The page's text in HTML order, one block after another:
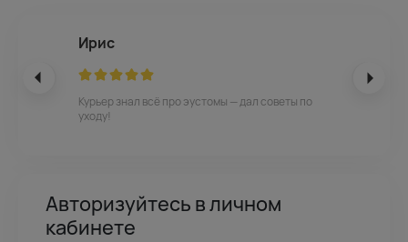
Ирис
Курьер знал всё про эустомы — дал советы по
уходу!
Авторизуйтесь в личном
кабинете